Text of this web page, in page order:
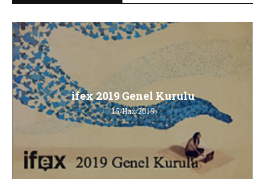
ifex 2019 Genel Kurulu
15/Haz/2019